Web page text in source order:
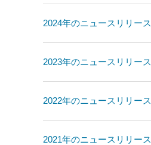
2024年のニュースリリース
2023年のニュースリリース
2022年のニュースリリース
2021年のニュースリリース